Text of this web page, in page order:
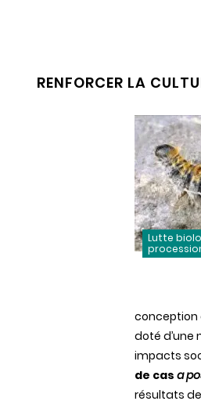
RENFORCER LA
Lutte
conception
doté d’une
impacts
de cas a
résultats